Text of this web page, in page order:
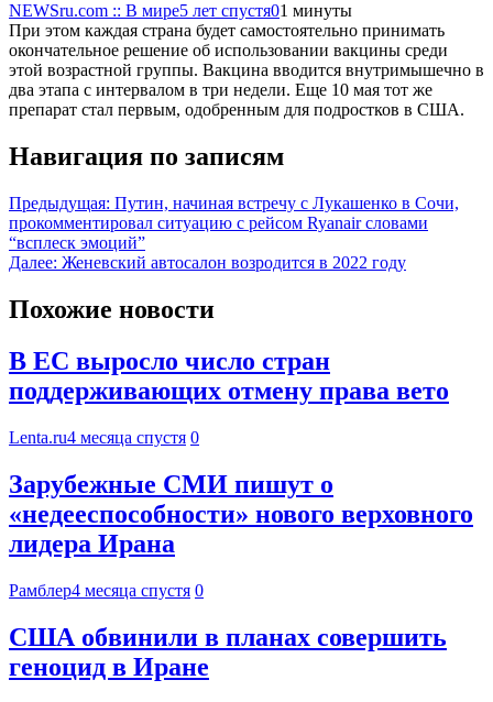
NEWSru.com :: В мире5 лет спустя01 минуты
При этом каждая страна будет самостоятельно принимать
окончательное решение об использовании вакцины среди
этой возрастной группы. Вакцина вводится внутримышечно в
два этапа с интервалом в три недели. Еще 10 мая тот же
препарат стал первым, одобренным для подростков в США.
Навигация по записям
Предыдущая: Путин, начиная встречу с Лукашенко в Сочи,
прокомментировал ситуацию с рейсом Ryanair словами
“всплеск эмоций”
Далее: Женевский автосалон возродится в 2022 году
Похожие новости
В ЕС выросло число стран
поддерживающих отмену права вето
Lenta.ru4 месяца спустя 0
Зарубежные СМИ пишут о
«недееспособности» нового верховного
лидера Ирана
Рамблер4 месяца спустя 0
США обвинили в планах совершить
геноцид в Иране